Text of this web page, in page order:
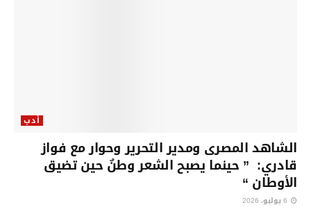
أدب
الشاهد المصرى ومدير التحرير وحوار مع فواز
قادري: ” حينما يصبح الشعر وطنٌ حين تضيق
الأوطان “